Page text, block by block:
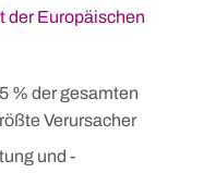
der Europäischen
% der gesamten
Verursacher
und -